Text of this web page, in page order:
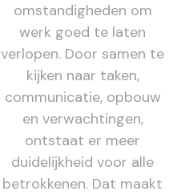
omstandigheden om
werk goed te laten
verlopen. Door samen te
kijken naar taken,
communicatie, opbouw
en verwachtingen,
ontstaat er meer
duidelijkheid voor alle
betrokkenen. Dat maakt